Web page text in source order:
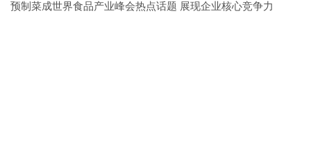
预制菜成世界食品产业峰会热点话题 展现企业核心竞争力